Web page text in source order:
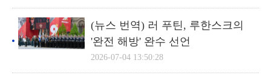
(뉴스 번역) 러 푸틴, 루한스크의
'완전 해방' 완수 선언
2026-07-04 13:50:28